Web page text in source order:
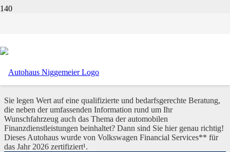
Kompetent. Qualifiziert.
Zertifiziert.
Sie legen Wert auf eine qualifizierte und bedarfsgerechte Beratung,
die neben der umfassenden Information rund um Ihr
Wunschfahrzeug auch das Thema der automobilen
Finanzdienstleistungen beinhaltet? Dann sind Sie hier genau richtig!
Dieses Autohaus wurde von Volkswagen Financial Services** für
das Jahr 2026 zertifiziert¹.